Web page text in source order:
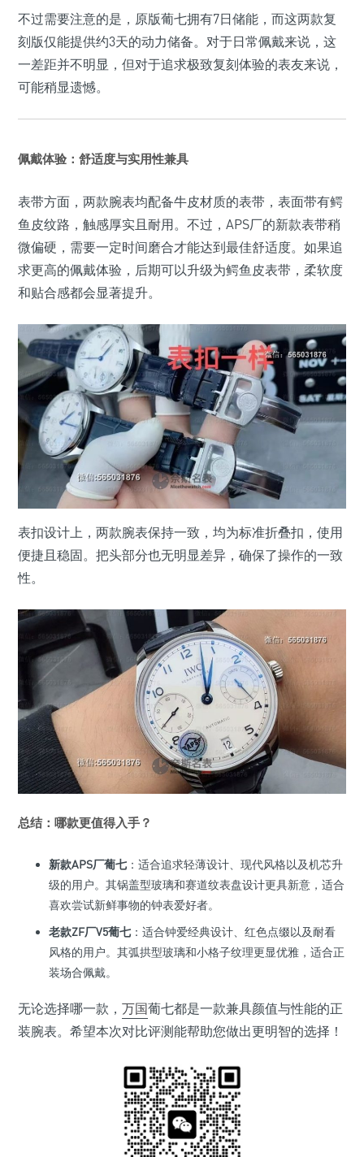
不过需要注意的是，原版葡七拥有7日储能，而这两款复
刻版仅能提供约3天的动力储备。对于日常佩戴来说，这
一差距并不明显，但对于追求极致复刻体验的表友来说，
可能稍显遗憾。
佩戴体验：舒适度与实用性兼具
表带方面，两款腕表均配备牛皮材质的表带，表面带有鳄
鱼皮纹路，触感厚实且耐用。不过，APS厂的新款表带稍
微偏硬，需要一定时间磨合才能达到最佳舒适度。如果追
求更高的佩戴体验，后期可以升级为鳄鱼皮表带，柔软度
和贴合感都会显著提升。
表扣设计上，两款腕表保持一致，均为标准折叠扣，使用
便捷且稳固。把头部分也无明显差异，确保了操作的一致
性。
总结：哪款更值得入手？
新款APS厂葡七 ：适合追求轻薄设计、现代风格以及机芯升
级的用户。其锅盖型玻璃和赛道纹表盘设计更具新意，适合
喜欢尝试新鲜事物的钟表爱好者。
老款ZF厂V5葡七 ：适合钟爱经典设计、红色点缀以及耐看
风格的用户。其弧拱型玻璃和小格子纹理更显优雅，适合正
装场合佩戴。
无论选择哪一款， 万国葡七都是一款兼具颜值与性能的正
装腕表。希望本次对比评测能帮助您做出更明智的选择！